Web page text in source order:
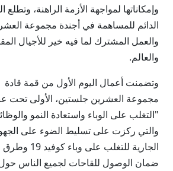
وإمكاناتها لمواجهة الأزمة الراهنة، وتطلع
الدائم للمساهمة في أجندة مجموعة
والعمل المشترك لما فيه خير للأجيال
والعالم.
وتضمنت أعمال اليوم الأول من قمة قادة
مجموعة العشرين جلستين، الأولى تحت
"التغلب على الوباء واستعادة النمو
والتي ركزت على تسليط الضوء على
الجارية للتغلب على وباء كوفيد 19 وطرق
ضمان الوصول للقاحات لجميع الناس